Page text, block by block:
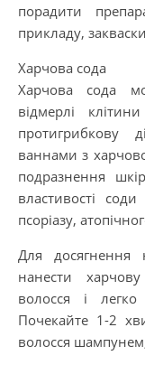
порадити
прикладу,
Харчова сода
Харчова сода
відмерлі
протигрибкову
ваннами з
подразнення
властивості
псоріазу,
Для досягнення
нанести
волосся і
Почекайте 1-2
волосся